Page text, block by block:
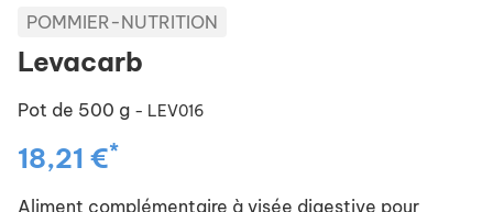
POMMIER-NUTRITION
Levacarb
Pot de 500 g - LEV016
18,21 €*
Aliment complémentaire à visée digestive pour